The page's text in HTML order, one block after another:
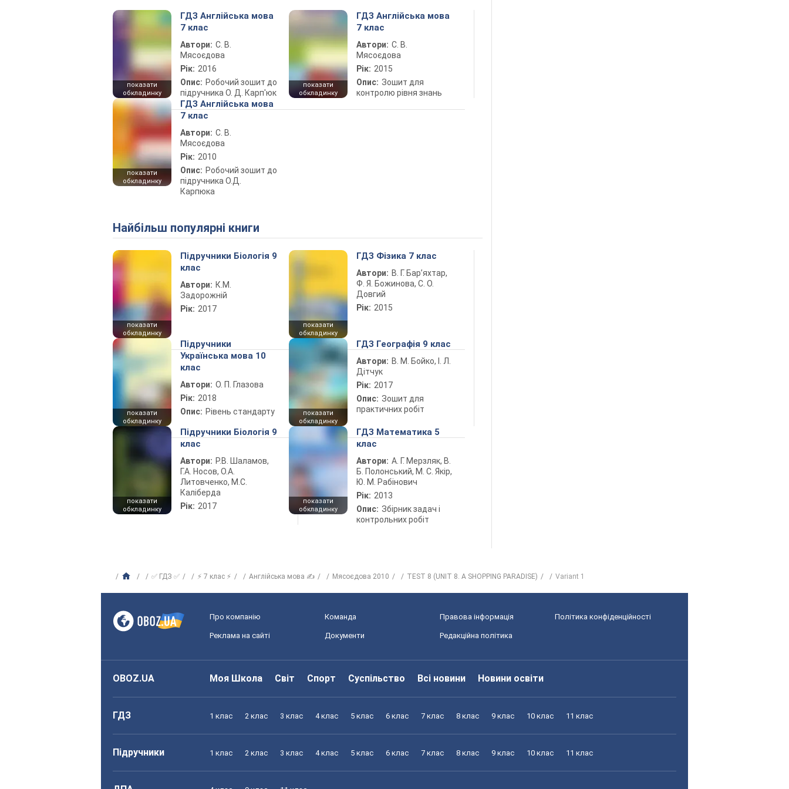
показати
обкладинку
ГДЗ Англійська мова
7 клас
Автори: С. В.
Мясоєдова
Рік: 2016
Опис: Робочий зошит до
підручника О. Д. Карп'юк
показати
обкладинку
ГДЗ Англійська мова
7 клас
Автори: С. В.
Мясоєдова
Рік: 2015
Опис: Зошит для
контролю рівня знань
показати
обкладинку
ГДЗ Англійська мова
7 клас
Автори: С. В.
Мясоєдова
Рік: 2010
Опис: Робочий зошит до
підручника О.Д.
Карпюка
Найбільш популярні книги
показати
обкладинку
Підручники Біологія 9
клас
Автори: К.М.
Задорожній
Рік: 2017
показати
обкладинку
ГДЗ Фізика 7 клас
Автори: В. Г. Бар’яхтар,
Ф. Я. Божинова, С. О.
Довгий
Рік: 2015
показати
обкладинку
Підручники
Українська мова 10
клас
Автори: О. П. Глазова
Рік: 2018
Опис: Рівень стандарту
показати
обкладинку
ГДЗ Географія 9 клас
Автори: В. М. Бойко, І. Л.
Дітчук
Рік: 2017
Опис: Зошит для
практичних робіт
показати
обкладинку
Підручники Біологія 9
клас
Автори: Р.В. Шаламов,
Г.А. Носов, О.А.
Литовченко, М.С.
Каліберда
Рік: 2017
показати
обкладинку
ГДЗ Математика 5
клас
Автори: А. Г. Мерзляк, В.
Б. Полонський, М. С. Якір,
Ю. М. Рабінович
Рік: 2013
Опис: Збірник задач і
контрольних робіт
✅ ГДЗ ✅ ⚡ 7 клас ⚡ Англійська мова ✍ Мясоєдова 2010 TEST 8 (UNIT 8. A SHOPPING PARADISE) Variant 1
Про компанію Команда Правова інформація Політика конфіденційності
Реклама на сайті Документи Редакційна політика
OBOZ.UA Моя Школа Світ Спорт Суспільство Всі новини Новини освіти
ГДЗ 1 клас 2 клас 3 клас 4 клас 5 клас 6 клас 7 клас 8 клас 9 клас 10 клас 11 клас
Підручники 1 клас 2 клас 3 клас 4 клас 5 клас 6 клас 7 клас 8 клас 9 клас 10 клас 11 клас